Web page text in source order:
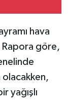
hava
Rapora göre,
olacakken,
yağışlı